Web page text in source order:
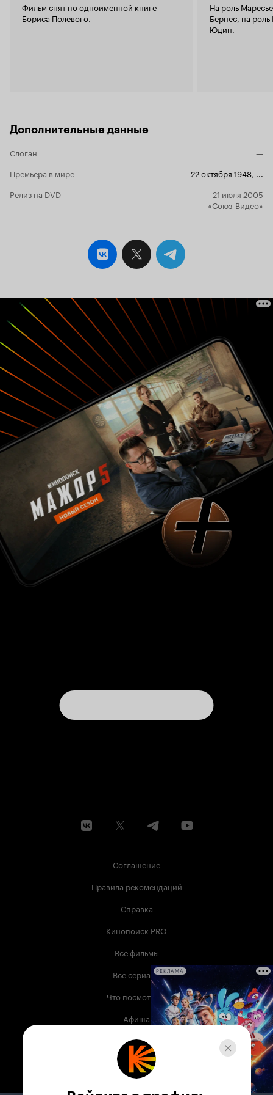
Фильм снят по одноимённой книге
Бориса Полевого.
На роль
Бернес, на
Юдин.
Дополнительные данные
Слоган
—
Премьера в мире
22 октября 1948, ...
Релиз на DVD
21 июля 2005
«Союз-Видео»
Соглашение
Правила рекомендаций
Справка
Кинопоиск PRO
Все фильмы
Все сериалы
Что посмотреть
Афиша
Музыка
Телепрограмма
РЕКЛАМА